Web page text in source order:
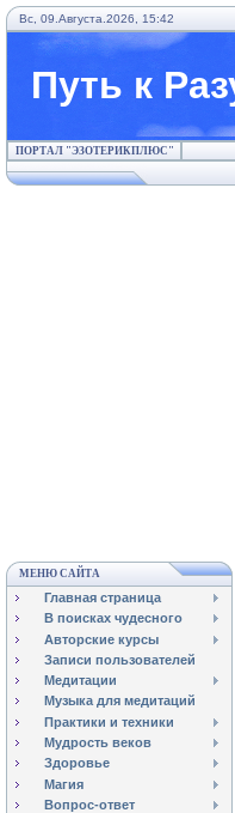
Вс, 09.Августа.2026, 15:42
Путь к
ПОРТАЛ "ЭЗОТЕРИКПЛЮС"
МЕНЮ САЙТА
Главная страница
В поисках чудесного
Авторские курсы
Записи пользователей
Медитации
Музыка для медитаций
Практики и техники
Мудрость веков
Здоровье
Магия
Вопрос-ответ